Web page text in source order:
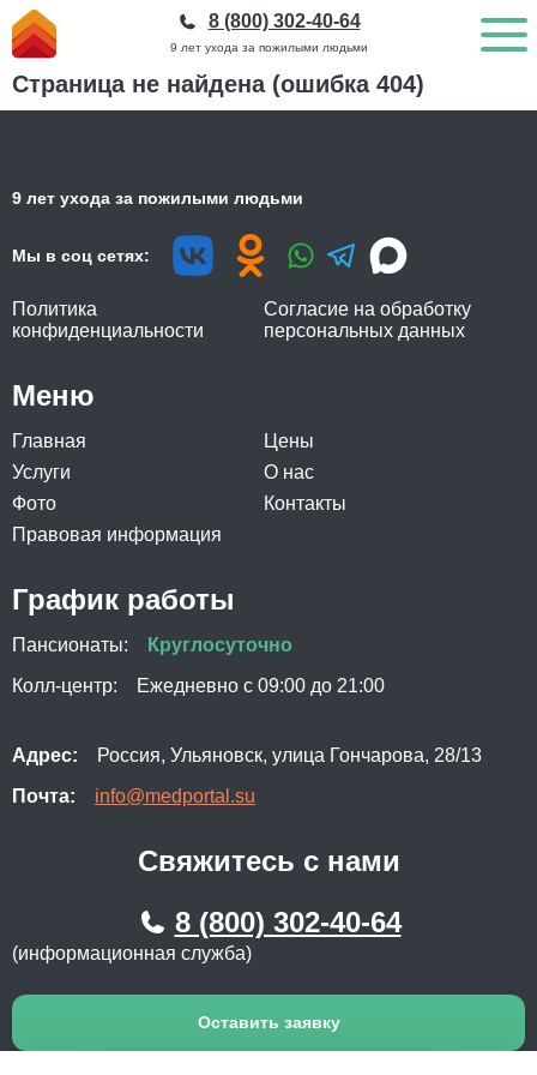
9 лет ухода за пожилыми людьми
8 (800) 302-40-64
Страница не найдена (ошибка 404)
9 лет ухода за пожилыми людьми
Мы в соц сетях:
Политика
конфиденциальности
Согласие на обработку
персональных данных
Меню
Главная
Цены
Услуги
О нас
Фото
Контакты
Правовая информация
График работы
Пансионаты:
Круглосуточно
Колл-центр:
Ежедневно с 09:00 до 21:00
Адрес:
Россия, Ульяновск, улица Гончарова, 28/13
Почта:
info@medportal.su
Свяжитесь с нами
8 (800) 302-40-64
(информационная служба)
Оставить заявку